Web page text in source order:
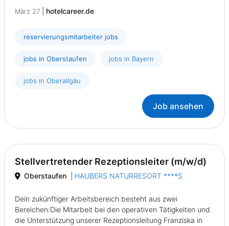
März 27 hotelcareer.de
reservierungsmitarbeiter jobs
jobs in Oberstaufen jobs in Bayern
jobs in Oberallgäu
Job ansehen
Stellvertretender Rezeptionsleiter (m/w/d)
Oberstaufen HAUBERS NATURRESORT ****S
Dein zukünftiger Arbeitsbereich besteht aus zwei
Bereichen:Die Mitarbeit bei den operativen Tätigkeiten und
die Unterstützung unserer Rezeptionsleitung Franziska in